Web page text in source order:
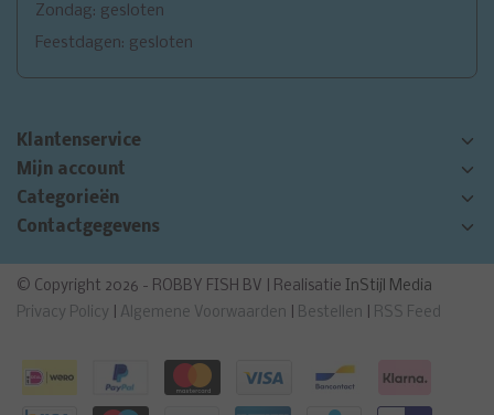
Zondag: gesloten
Feestdagen: gesloten
Klantenservice
Mijn account
Categorieën
Contactgegevens
© Copyright 2026 - ROBBY FISH BV | Realisatie InStijl Media
Privacy Policy
Algemene Voorwaarden Bestellen RSS Feed